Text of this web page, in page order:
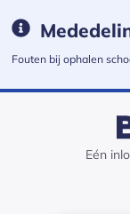
Fouten bij ophalen
Eén